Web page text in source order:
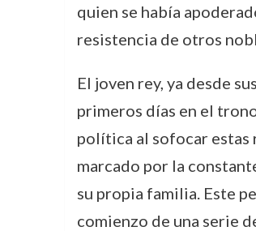
quien se había
resistencia de otros
El joven rey, ya desde sus
primeros días en el
política al sofocar estas
marcado por la
su propia familia. Este
comienzo de una serie